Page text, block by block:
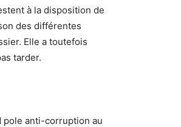
à la disposition de
des différentes
Elle a toutefois
tarder.
pole anti-corruption au